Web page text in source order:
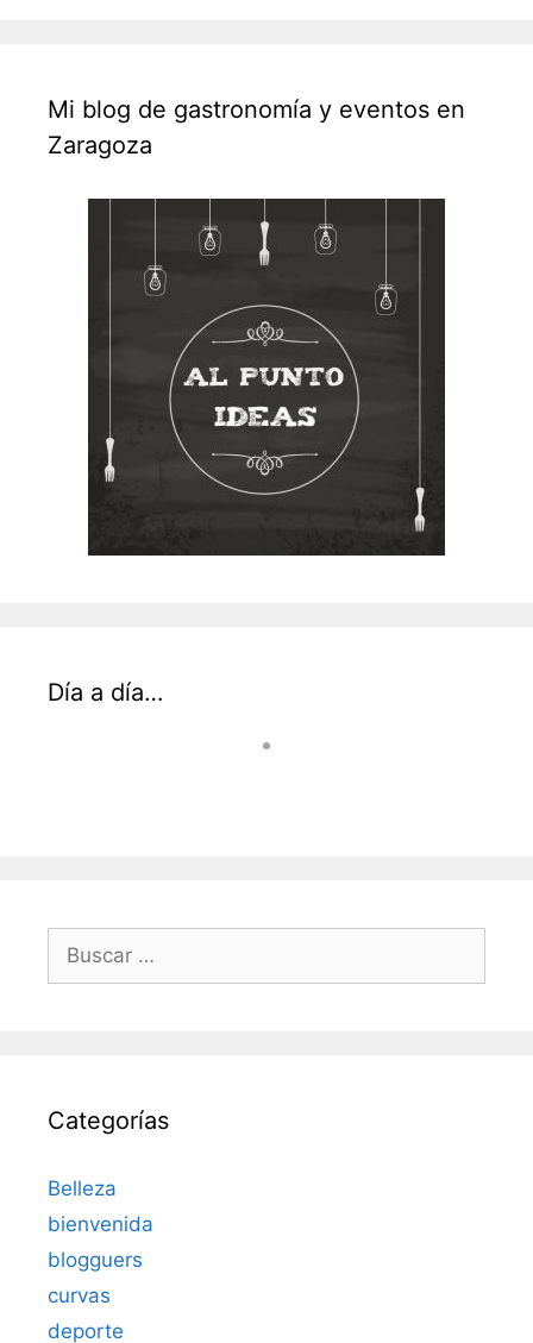
Mi blog de gastronomía y eventos en
Zaragoza
Día a día…
Categorías
Belleza
bienvenida
blogguers
curvas
deporte